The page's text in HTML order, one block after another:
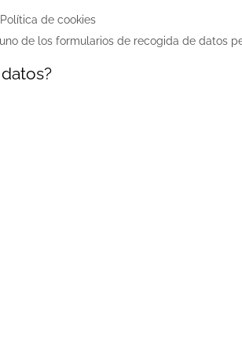
de cookies
de los formularios de recogida de datos